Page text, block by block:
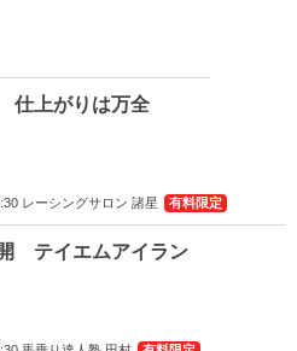
仕上がりは万全
レーシングサロン 諸星 有料限定
テイエムアイラン